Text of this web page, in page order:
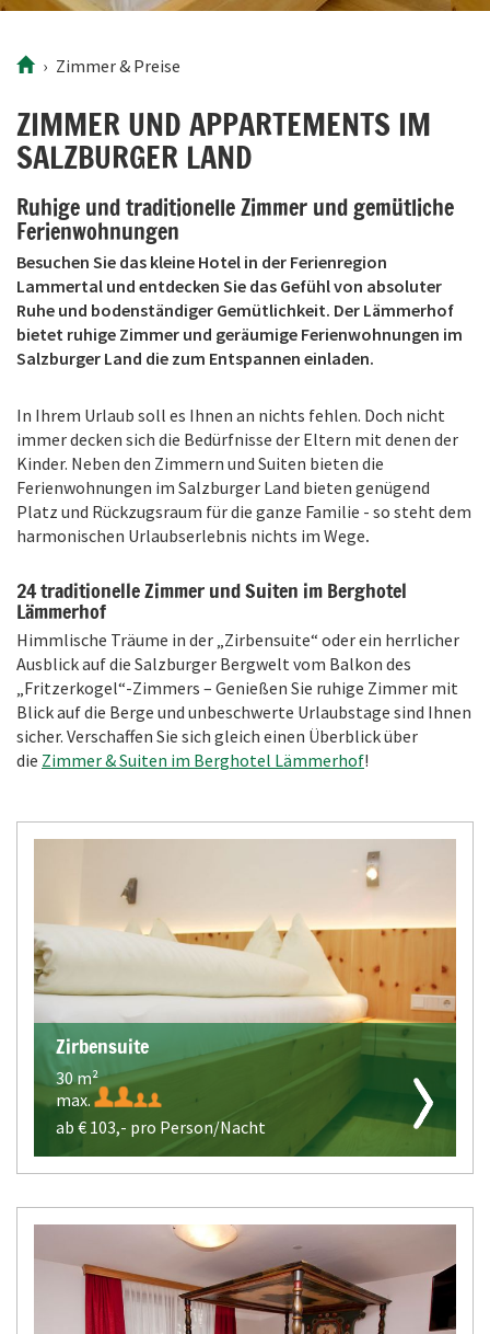
Zimmer& Preise
ZIMMER UND APPARTEMENTS IM
SALZBURGER LAND
Ruhige und traditionelle Zimmer und gemütliche
Ferienwohnungen
Besuchen Sie das kleine Hotel in der Ferienregion
Lammertal und entdecken Sie das Gefühl von absoluter
Ruhe und bodenständiger Gemütlichkeit. Der Lämmerhof
bietet ruhige Zimmer und geräumige Ferienwohnungen im
Salzburger Land die zum Entspannen einladen.
In Ihrem Urlaub soll es Ihnen an nichts fehlen. Doch nicht
immer decken sich die Bedürfnisse der Eltern mit denen der
Kinder. Neben den Zimmern und Suiten bieten die
Ferienwohnungen im Salzburger Land bieten genügend
Platz und Rückzugsraum für die ganze Familie - so steht dem
harmonischen Urlaubserlebnis nichts im Wege.
24 traditionelle Zimmer und Suiten im Berghotel
Lämmerhof
Himmlische Träume in der „Zirbensuite“ oder ein herrlicher
Ausblick auf die Salzburger Bergwelt vom Balkon des
„Fritzerkogel“-Zimmers – Genießen Sie ruhige Zimmer mit
Blick auf die Berge und unbeschwerte Urlaubstage sind Ihnen
sicher. Verschaffen Sie sich gleich einen Überblick über
die Zimmer & Suiten im Berghotel Lämmerhof!
Zirbensuite
30 m²
max.
ab € 103,- pro Person/Nacht